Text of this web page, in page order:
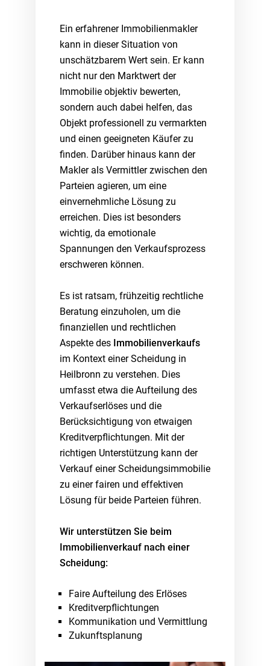
Ein erfahrener Immobilienmakler
kann in dieser Situation von
unschätzbarem Wert sein. Er kann
nicht nur den Marktwert der
Immobilie objektiv bewerten,
sondern auch dabei helfen, das
Objekt professionell zu vermarkten
und einen geeigneten Käufer zu
finden. Darüber hinaus kann der
Makler als Vermittler zwischen den
Parteien agieren, um eine
einvernehmliche Lösung zu
erreichen. Dies ist besonders
wichtig, da emotionale
Spannungen den Verkaufsprozess
erschweren können.
Es ist ratsam, frühzeitig rechtliche
Beratung einzuholen, um die
finanziellen und rechtlichen
Aspekte des Immobilienverkaufs
im Kontext einer Scheidung in
Heilbronn zu verstehen. Dies
umfasst etwa die Aufteilung des
Verkaufserlöses und die
Berücksichtigung von etwaigen
Kreditverpflichtungen. Mit der
richtigen Unterstützung kann der
Verkauf einer Scheidungsimmobilie
zu einer fairen und effektiven
Lösung für beide Parteien führen.
Wir unterstützen Sie beim
Immobilienverkauf nach einer
Scheidung:
Faire Aufteilung des Erlöses
Kreditverpflichtungen
Kommunikation und Vermittlung
Zukunftsplanung